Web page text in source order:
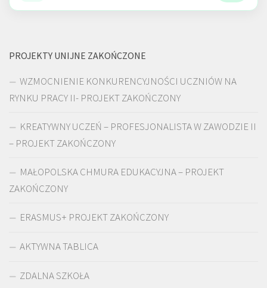
PROJEKTY UNIJNE ZAKOŃCZONE
WZMOCNIENIE KONKURENCYJNOŚCI UCZNIÓW NA
RYNKU PRACY II- PROJEKT ZAKOŃCZONY
KREATYWNY UCZEŃ – PROFESJONALISTA W ZAWODZIE II
– PROJEKT ZAKOŃCZONY
MAŁOPOLSKA CHMURA EDUKACYJNA – PROJEKT
ZAKOŃCZONY
ERASMUS+ PROJEKT ZAKOŃCZONY
AKTYWNA TABLICA
ZDALNA SZKOŁA